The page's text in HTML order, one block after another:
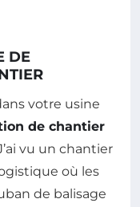
DE
votre usine
de chantier
vu un chantier
où les
de balisage